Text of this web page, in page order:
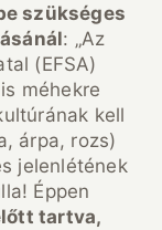
szükséges
: „Az
(EFSA)
méhekre
kell
árpa, rozs)
jelenlétének
Éppen
tartva,